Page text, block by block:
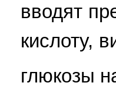
вводят
кислоту,
глюкозы